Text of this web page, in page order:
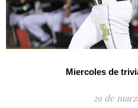
Miercoles de
29 de